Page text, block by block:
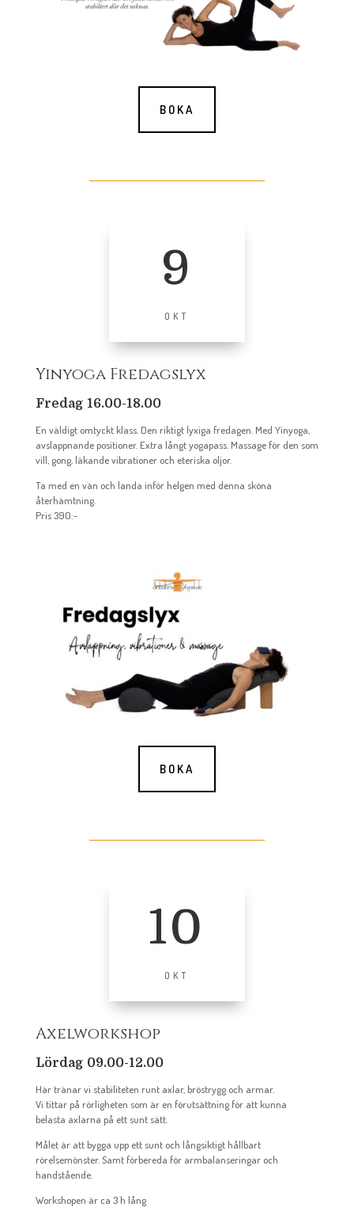
BOKA
9
OKT
Yinyoga Fredagslyx
Fredag 16.00-18.00
En väldigt omtyckt klass. Den riktigt lyxiga fredagen. Med Yinyoga,
avslappnande positioner. Extra långt yogapass. Massage för den som
vill, gong, läkande vibrationer och eteriska oljor.
Ta med en vän och landa inför helgen med denna sköna
återhämtning.
Pris 390:-
BOKA
10
OKT
Axelworkshop
Lördag 09.00-12.00
Här tränar vi stabiliteten runt axlar, bröstrygg och armar.
Vi tittar på rörligheten som är en förutsättning för att kunna
belasta axlarna på ett sunt sätt.
Målet är att bygga upp ett sunt och långsiktigt hållbart
rörelsemönster. Samt förbereda för armbalanseringar och
handstående.
Workshopen är ca 3 h lång